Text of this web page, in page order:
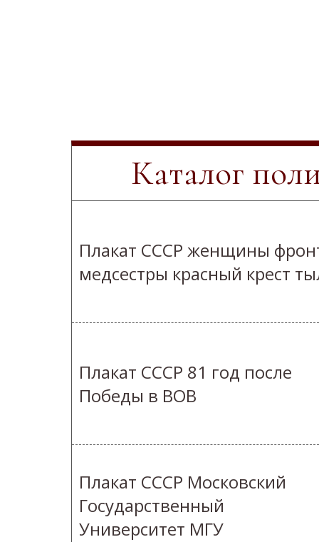
Каталог
Плакат СССР женщины
медсестры красный крест
Плакат СССР 81 год после
Победы в ВОВ
Плакат СССР Московский
Государственный
Университет МГУ